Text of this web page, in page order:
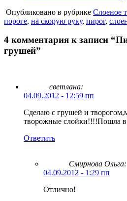
Опубликовано в рубрике Слоеное
пороге, на скорую руку, пирог,
4 комментария к записи
грушей”
светлана:
04.09.2012 - 12:59 пп
Сделаю с грушей и
творожные слойки!!!!Пошла в
Ответить
Смирнова Ольга:
04.09.2012 - 1:29 пп
Отлично!